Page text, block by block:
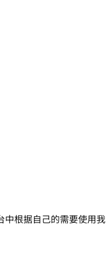
中根据自己的需要使用我